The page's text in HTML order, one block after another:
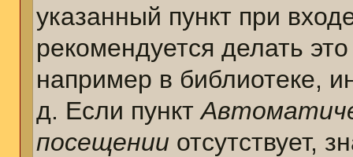
указанный пункт при
рекомендуется делать
например в библиотеке,
д. Если пункт
посещении отсутствует,